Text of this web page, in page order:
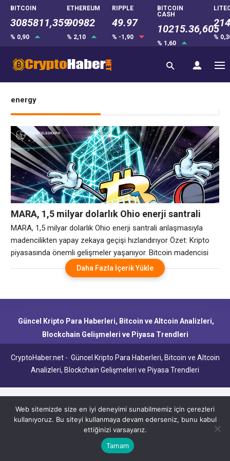
BITCOIN
3085811,359
% 0,90
ETHEREUM
90982
% 2,10
RIPPLE
49.97
% -1,90
BITCOIN
CASH
10215.36,605
% 1,60
%
energy
MARA, 1,5 milyar dolarlık Ohio enerji santrali
anlaşmasıyla madencilikten yapay zekaya geçişi
hızlandırıyor
MARA, 1,5 milyar dolarlık Ohio enerji santrali anlaşmasıyla
madencilikten yapay zekaya geçişi hızlandırıyor Özet: Kripto
piyasasında önemli gelişmeler yaşanıyor. Bitcoin madencisi
MARA, Long Ridge Energy & Power’ı yaklaşık 1,5 milyar dolar
karşılığında satın almayı kabul ettiğini ve buna 505 megavatlık
veri merkezi sitesi eklemeyi kabul
Daha Fazla İçerik Yükle
Güncel Kripto Para Haberleri, Bitcoin ve Altcoin Analizleri,
Blockchain Gelişmeleri ve Piyasa Trendleri
CryptoHaber.net - Güncel Kripto Para Haberleri, Bitcoin ve Altcoin
Analizleri, Blockchain Gelişmeleri ve Piyasa Trendleri
Web sitemizde size en iyi deneyimi sunabilmemiz için çerezleri
kullanıyoruz. Bu siteyi kullanmaya devam ederseniz, bunu kabul
ettiğinizi varsayarız.
Tamam